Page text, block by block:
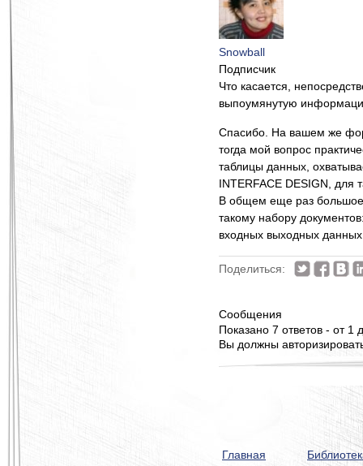
Snowball
Подписчик
Что касается,
выпоумянутую
Спасибо. На вашем же
тогда мой вопрос
таблицы данных,
INTERFACE DESIGN, для
В общем еще раз большое
такому набору
входных выходных
Поделиться:
Сообщения
Показано 7 ответов - от 1
Вы должны
Главная